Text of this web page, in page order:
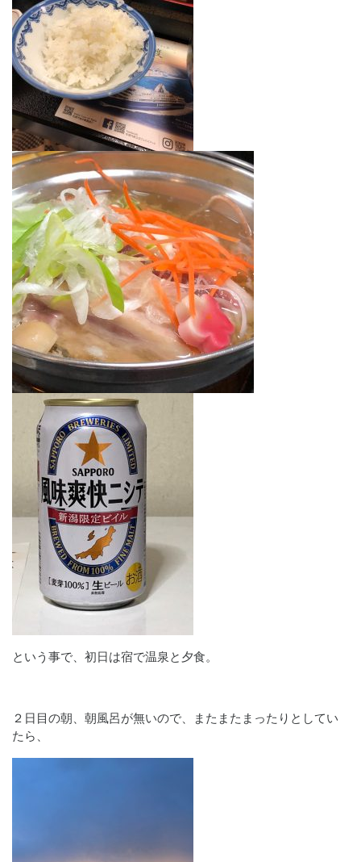
という事で、初日は宿で温泉と夕食。
２日目の朝、朝風呂が無いので、またまたまったりとしてい
たら、